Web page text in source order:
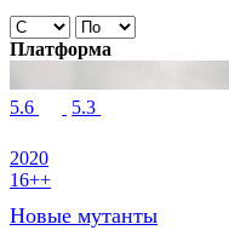
Платформа
5.6 5.3
2020
16++
Новые мутанты